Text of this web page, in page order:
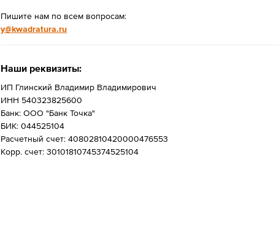
Пишите нам по всем вопросам:
y@kwadratura.ru
Наши реквизиты:
ИП Глинский Владимир Владимирович
ИНН 540323825600
Банк: ООО "Банк Точка"
БИК: 044525104
Расчетный счет: 40802810420000476553
Корр. счет: 30101810745374525104